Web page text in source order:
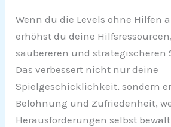
Wenn du die Levels ohne Hilfen
erhöhst du deine
saubereren und strategischeren
Das verbessert nicht nur deine
Spielgeschicklichkeit, sondern
Belohnung und Zufriedenheit,
Herausforderungen selbst